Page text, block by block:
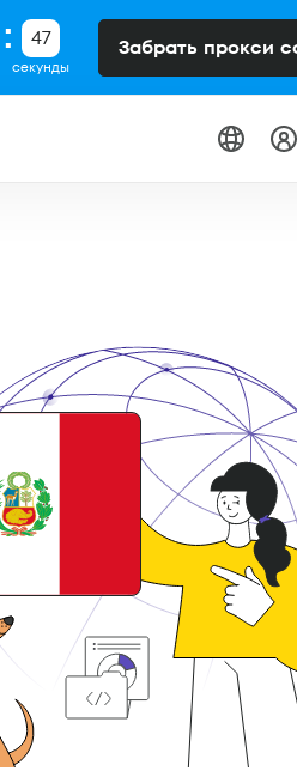
46
секунды
Забрать прокси